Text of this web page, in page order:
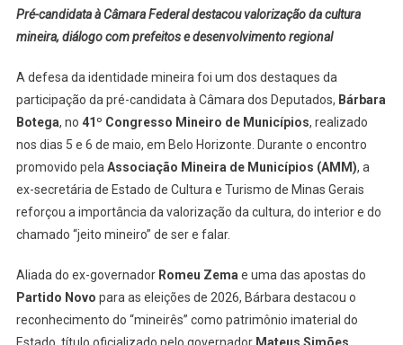
Pré-candidata à Câmara Federal destacou valorização da cultura
mineira, diálogo com prefeitos e desenvolvimento regional
A defesa da identidade mineira foi um dos destaques da
participação da pré-candidata à Câmara dos Deputados, Bárbara
Botega, no 41º Congresso Mineiro de Municípios, realizado
nos dias 5 e 6 de maio, em Belo Horizonte. Durante o encontro
promovido pela Associação Mineira de Municípios (AMM), a
ex-secretária de Estado de Cultura e Turismo de Minas Gerais
reforçou a importância da valorização da cultura, do interior e do
chamado “jeito mineiro” de ser e falar.
Aliada do ex-governador Romeu Zema e uma das apostas do
Partido Novo para as eleições de 2026, Bárbara destacou o
reconhecimento do “mineirês” como patrimônio imaterial do